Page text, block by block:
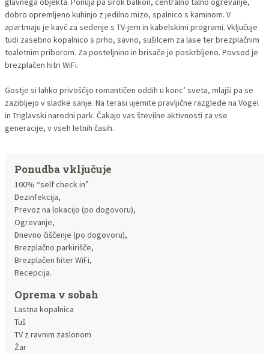
dobro opremljeno kuhinjo z jedilno mizo, spalnico s kaminom. V
apartmaju je kavč za sedenje s TV-jem in kabelskimi programi. Vključuje
tudi zasebno kopalnico s prho, savno, sušilcem za lase ter brezplačnim
toaletnim priborom. Za posteljnino in brisače je poskrbljeno. Povsod je
brezplačen hitri WiFi.
Gostje si lahko privoščijo romantičen oddih u konc’ sveta, mlajši pa se
zazibljejo v sladke sanje. Na terasi ujemite pravljične razglede na Vogel
in Triglavski narodni park. Čakajo vas številne aktivnosti za vse
generacije, v vseh letnih časih.
Ponudba vključuje
100% “self check in”
Dezinfekcija,
Prevoz na lokacijo (po dogovoru),
Ogrevanje,
Dnevno čiščenje (po dogovoru),
Brezplačno parkirišče,
Brezplačen hiter WiFi,
Recepcija.
Oprema v sobah
Lastna kopalnica
Tuš
TV z ravnim zaslonom
Žar